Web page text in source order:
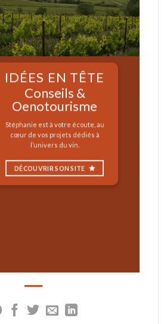
IDÉES EN TÊTE
Conseils &
Oenotourisme
Stéphanie est à votre écoute, au
cœur de vos projets dédiés à
l’univers du vin.
DÉCOUVRIR SON SITE